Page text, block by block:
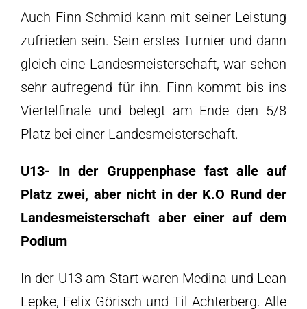
Auch Finn Schmid kann mit seiner Leistung
zufrieden sein. Sein erstes Turnier und dann
gleich eine Landesmeisterschaft, war schon
sehr aufregend für ihn. Finn kommt bis ins
Viertelfinale und belegt am Ende den 5/8
Platz bei einer Landesmeisterschaft.
U13- In der Gruppenphase fast alle auf
Platz zwei, aber nicht in der K.O Rund der
Landesmeisterschaft aber einer auf dem
Podium
In der U13 am Start waren Medina und Lean
Lepke, Felix Görisch und Til Achterberg. Alle